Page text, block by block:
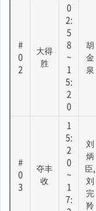
#
0
2
大得
胜
0
2:
5
8
~
1
5:
2
0
胡
金
泉
#
0
3
夺丰
收
1
5:
2
0
~
1
7:
刘
炳
臣,
刘
完
羚